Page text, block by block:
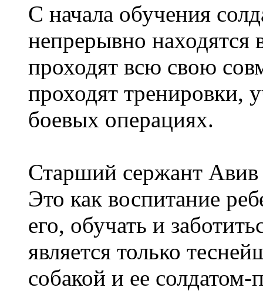
С начала обучения
непрерывно находятся
проходят всю свою
проходят тренировки,
боевых операциях.
Старший сержант Авив
Это как воспитание
его, обучать и
является только
собакой и ее